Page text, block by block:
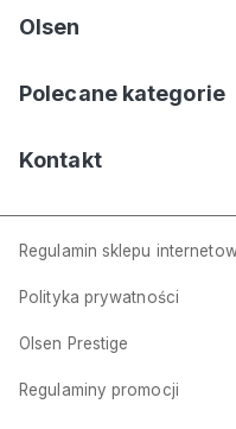
Olsen
Polecane kategorie
Kontakt
Regulamin sklepu
Polityka prywatności
Olsen Prestige
Regulaminy promocji